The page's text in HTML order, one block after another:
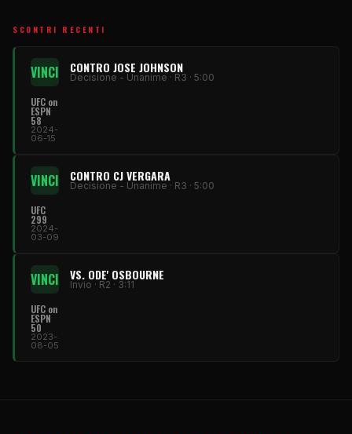
SCONTRI RECENTI
VINCI CONTRO JOSE JOHNSON
Decisione - Unanime · R3 · 5:00
UFC on
ESPN
58
2024-
06-15
VINCI CONTRO CJ VERGARA
Decisione - Unanime · R3 · 5:00
UFC
299
2024-
03-09
VINCI VS. ODE' OSBOURNE
Invio · R2 · 3:11
UFC on
ESPN
50
2023-
08-05